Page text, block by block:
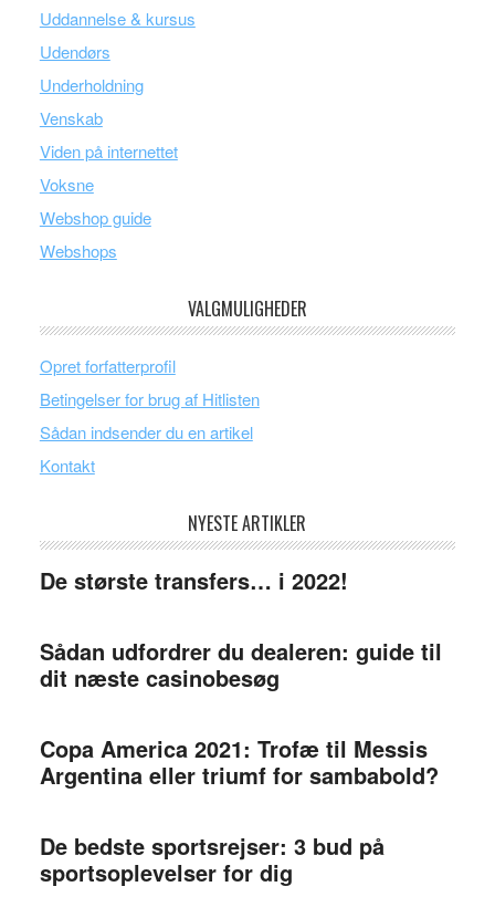
Uddannelse & kursus
Udendørs
Underholdning
Venskab
Viden på internettet
Voksne
Webshop guide
Webshops
VALGMULIGHEDER
Opret forfatterprofil
Betingelser for brug af Hitlisten
Sådan indsender du en artikel
Kontakt
NYESTE ARTIKLER
De største transfers… i 2022!
Sådan udfordrer du dealeren: guide til
dit næste casinobesøg
Copa America 2021: Trofæ til Messis
Argentina eller triumf for sambabold?
De bedste sportsrejser: 3 bud på
sportsoplevelser for dig